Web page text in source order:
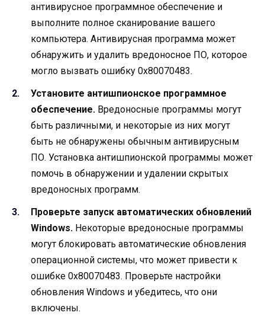
антивирусное программное обеспечение и
выполните полное сканирование вашего
компьютера. Антивирусная программа может
обнаружить и удалить вредоносное ПО, которое
могло вызвать ошибку 0x80070483.
Установите антишпионское программное
обеспечение. Вредоносные программы могут
быть различными, и некоторые из них могут
быть не обнаружены обычным антивирусным
ПО. Установка антишпионской программы может
помочь в обнаружении и удалении скрытых
вредоносных программ.
Проверьте запуск автоматических обновлений
Windows. Некоторые вредоносные программы
могут блокировать автоматические обновления
операционной системы, что может привести к
ошибке 0x80070483. Проверьте настройки
обновления Windows и убедитесь, что они
включены.